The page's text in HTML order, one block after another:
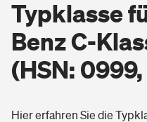
Wohnen
Wohngebäudeversicherung
Hausratversicherung
Typklasse
Benz C-
(HSN:
Hier erfahren Sie die